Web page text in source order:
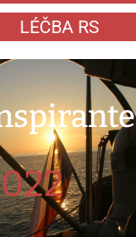
LÉČBA RS